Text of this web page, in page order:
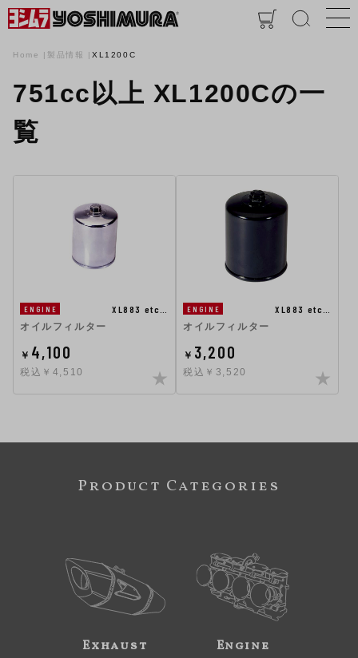
Home 製品情報 XL1200C
751cc以上 XL1200Cの一
覧
ENGINE
XL883 etc…
オイルフィルター
￥ 4,100
税込￥4,510
ENGINE
XL883 etc…
オイルフィルター
￥ 3,200
税込￥3,520
Product Categories
Exhaust Engine